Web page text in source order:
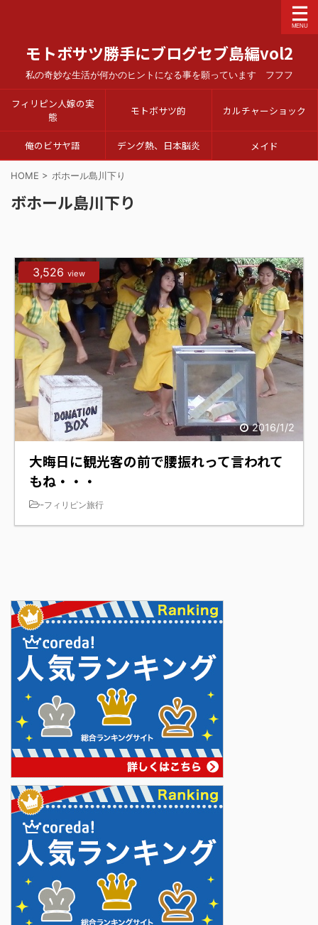
モトボサツ勝手にブログセブ島編vol2
私の奇妙な生活が何かのヒントになる事を願っています フフフ
フィリピン人嫁の実
態
モトボサツ的 カルチャーショック
俺のビサヤ語 デング熱、日本脳炎 メイド
HOME > ボホール島川下り
ボホール島川下り
2016/1/2
3,526 view
大晦日に観光客の前で腰振れって言われて
もね・・・
-フィリピン旅行